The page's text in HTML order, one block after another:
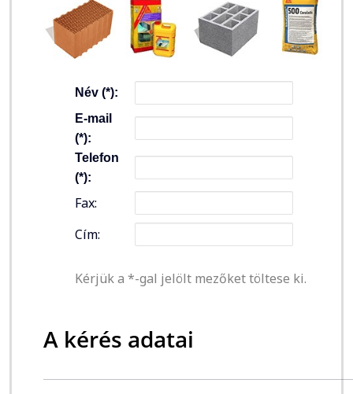
Név (*):
E-mail
(*):
Telefon
(*):
Fax:
Cím:
Kérjük a *-gal jelölt mezőket töltese ki.
A kérés adatai